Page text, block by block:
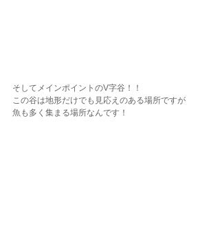
そしてメインポイントのV字谷！！
この谷は地形だけでも見応えのある場所ですが
魚も多く集まる場所なんです！